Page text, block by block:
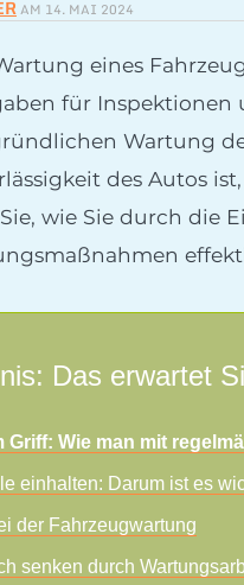
AM 14. MAI 2024
eines
für
Wartung
des Autos
wie Sie durch die
Das erwartet
Griff: Wie man mit
einhalten: Darum ist es
der Fahrzeugwartung
senken durch